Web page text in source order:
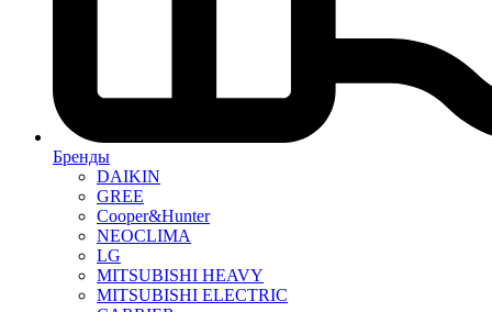
Бренды
DAIKIN
GREE
Cooper&Hunter
NEOCLIMA
LG
MITSUBISHI HEAVY
MITSUBISHI ELECTRIC